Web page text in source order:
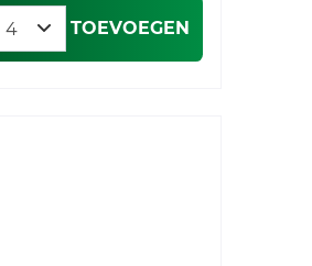
TOEVOEGEN